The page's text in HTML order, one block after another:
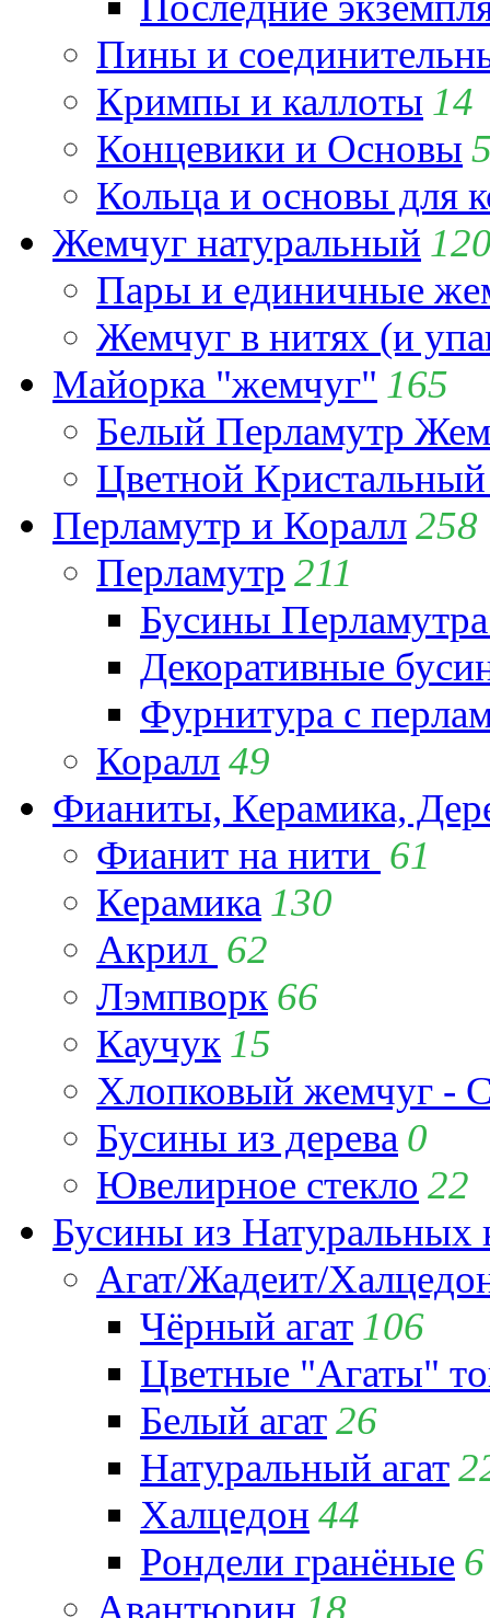
Пины и
Кримпы и каллоты 14
Концевики и Основы
Кольца и основы для
Жемчуг натуральный
Пары и единичные
Жемчуг в нитях (и
Майорка "жемчуг" 165
Белый Перламутр
Цветной
Перламутр и Коралл258
Перламутр 211
Бусины
Декоративные
Фурнитура с
Коралл49
Фианиты, Керамика,
Фианит на нити 61
Керамика 130
Акрил 62
Лэмпворк 66
Каучук 15
Хлопковый жемчуг -
Бусины из дерева 0
Ювелирное стекло 22
Бусины из Натуральных
Агат/Жадеит/
Чёрный агат 106
Цветные "Агаты"
Белый агат26
Натуральный агат
Халцедон 44
Рондели гранёные 6
Авантюрин 18